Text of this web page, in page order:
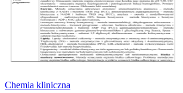
Chemia kliniczna